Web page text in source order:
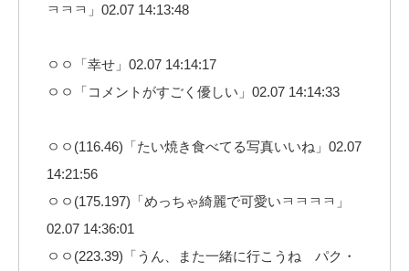
ㅋㅋㅋ」02.07 14:13:48
ㅇㅇ「幸せ」02.07 14:14:17
ㅇㅇ「コメントがすごく優しい」02.07 14:14:33
ㅇㅇ(116.46)「たい焼き食べてる写真いいね」02.07
14:21:56
ㅇㅇ(175.197)「めっちゃ綺麗で可愛いㅋㅋㅋㅋ」
02.07 14:36:01
ㅇㅇ(223.39)「うん、また一緒に行こうね パク・